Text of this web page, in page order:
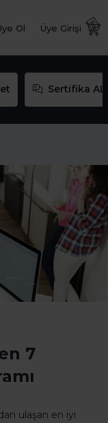
Ol Üye Girişi
Sertifika AL
7
ulaşan en iyi